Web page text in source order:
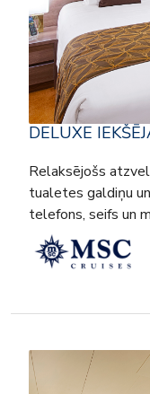
DELUXE
Relaksējošs
tualetes galdiņu
telefons, seifs un